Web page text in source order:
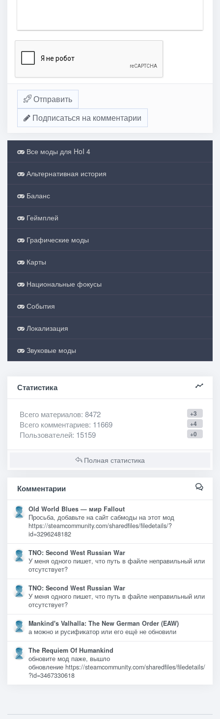
Отправить
Подписаться на комментарии
Все моды для HoI 4
Альтернативная история
Баланс
Геймплей
Графические моды
Карты
Национальные фокусы
События
Локализация
Звуковые моды
Статистика
+3
Всего материалов: 8472
+4
Всего комментариев: 11669
+0
Пользователей: 15159
Полная статистика
Комментарии
Old World Blues — мир Fallout
Просьба, добавьте на сайт сабмоды на этот мод
https://steamcommunity.com/sharedfiles/filedetails/?
id=3296248182
TNO: Second West Russian War
У меня одного пишет, что путь в файле неправильный или
отсутствует?
TNO: Second West Russian War
У меня одного пишет, что путь в файле неправильный или
отсутствует?
Mankind's Valhalla: The New German Order (EAW)
а можно и русификатор или его ещё не обновили
The Requiem Of Humankind
обновите мод паже, вышло
обновление https://steamcommunity.com/sharedfiles/filedetails/
?id=3467330618